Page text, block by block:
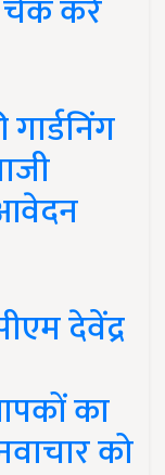
चेक करें
देवेंद्र
का
को